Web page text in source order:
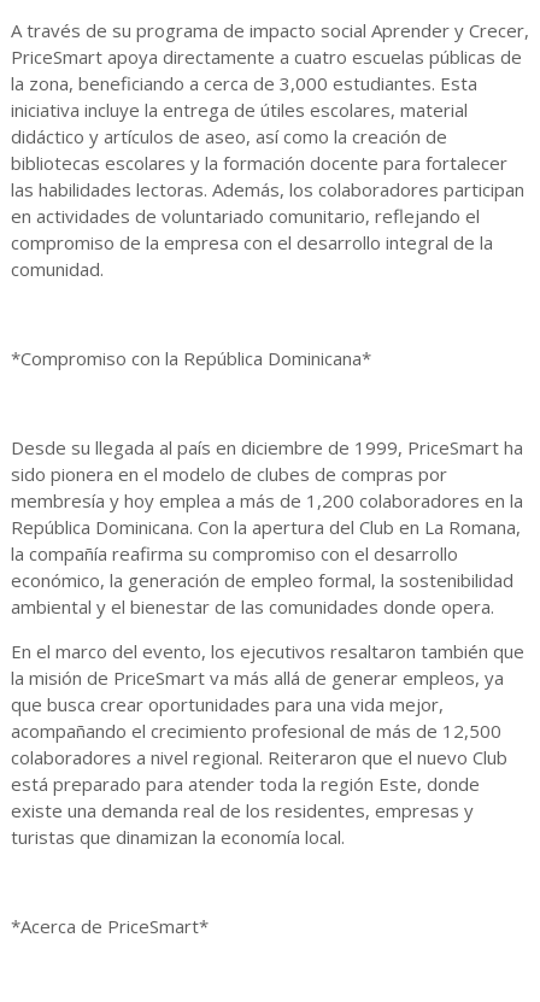
A través de su programa de impacto social Aprender y Crecer,
PriceSmart apoya directamente a cuatro escuelas públicas de
la zona, beneficiando a cerca de 3,000 estudiantes. Esta
iniciativa incluye la entrega de útiles escolares, material
didáctico y artículos de aseo, así como la creación de
bibliotecas escolares y la formación docente para fortalecer
las habilidades lectoras. Además, los colaboradores participan
en actividades de voluntariado comunitario, reflejando el
compromiso de la empresa con el desarrollo integral de la
comunidad.
*Compromiso con la República Dominicana*
Desde su llegada al país en diciembre de 1999, PriceSmart ha
sido pionera en el modelo de clubes de compras por
membresía y hoy emplea a más de 1,200 colaboradores en la
República Dominicana. Con la apertura del Club en La Romana,
la compañía reafirma su compromiso con el desarrollo
económico, la generación de empleo formal, la sostenibilidad
ambiental y el bienestar de las comunidades donde opera.
En el marco del evento, los ejecutivos resaltaron también que
la misión de PriceSmart va más allá de generar empleos, ya
que busca crear oportunidades para una vida mejor,
acompañando el crecimiento profesional de más de 12,500
colaboradores a nivel regional. Reiteraron que el nuevo Club
está preparado para atender toda la región Este, donde
existe una demanda real de los residentes, empresas y
turistas que dinamizan la economía local.
*Acerca de PriceSmart*